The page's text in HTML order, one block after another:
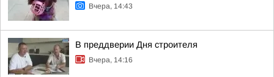
Вчера, 14:43
В преддверии Дня строителя
Вчера, 14:16